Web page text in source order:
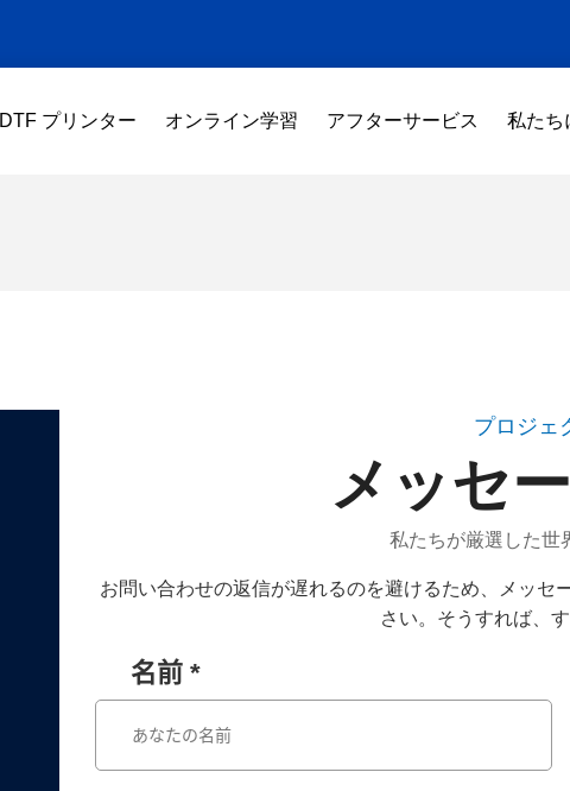
DTF プリンター オンライン学習 アフターサービス 私たち
プロジェ
メッセ
私たちが厳選した世
お問い合わせの返信が遅れるのを避けるため、メッセ
さい。そうすれば、
名前 *